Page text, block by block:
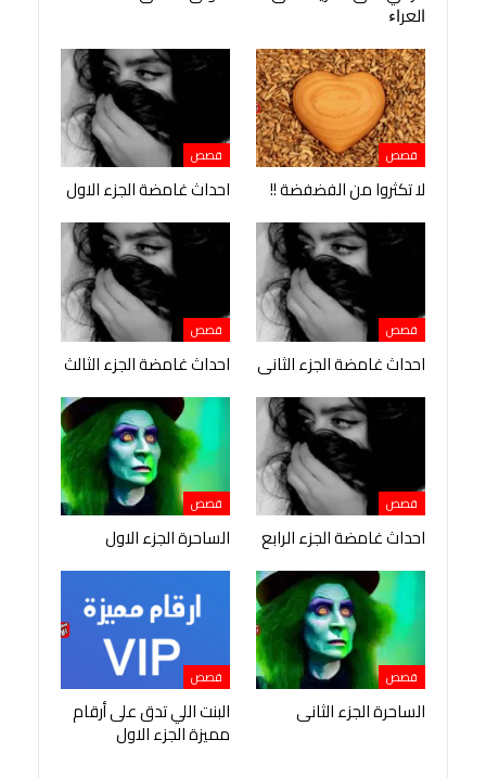
ﺍﻟﻌﺮﺍﺀ
قصص
لا تكثروا من الفضفضة !!
قصص
احداث غامضة الجزء الاول
قصص
احداث غامضة الجزء الثانى
قصص
احداث غامضة الجزء الثالث
قصص
احداث غامضة الجزء الرابع
قصص
الساحرة الجزء الاول
قصص
الساحرة الجزء الثانى
قصص
البنت اللي تدق على أرقام
مميزة الجزء الاول